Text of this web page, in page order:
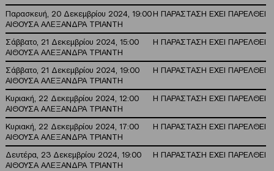
Παρασκευή, 20 Δεκεμβρίου 2024, 19:00Η ΠΑΡΑΣΤΑΣΗ ΕΧΕΙ ΠΑΡΕΛΘΕΙ
ΑΙΘΟΥΣΑ ΑΛΕΞΑΝΔΡΑ ΤΡΙΑΝΤΗ
Σάββατο, 21 Δεκεμβρίου 2024, 15:00
Η ΠΑΡΑΣΤΑΣΗ ΕΧΕΙ ΠΑΡΕΛΘΕΙ
ΑΙΘΟΥΣΑ ΑΛΕΞΑΝΔΡΑ ΤΡΙΑΝΤΗ
Σάββατο, 21 Δεκεμβρίου 2024, 19:00
Η ΠΑΡΑΣΤΑΣΗ ΕΧΕΙ ΠΑΡΕΛΘΕΙ
ΑΙΘΟΥΣΑ ΑΛΕΞΑΝΔΡΑ ΤΡΙΑΝΤΗ
Κυριακή, 22 Δεκεμβρίου 2024, 12:00
Η ΠΑΡΑΣΤΑΣΗ ΕΧΕΙ ΠΑΡΕΛΘΕΙ
ΑΙΘΟΥΣΑ ΑΛΕΞΑΝΔΡΑ ΤΡΙΑΝΤΗ
Κυριακή, 22 Δεκεμβρίου 2024, 17:00
Η ΠΑΡΑΣΤΑΣΗ ΕΧΕΙ ΠΑΡΕΛΘΕΙ
ΑΙΘΟΥΣΑ ΑΛΕΞΑΝΔΡΑ ΤΡΙΑΝΤΗ
Δευτέρα, 23 Δεκεμβρίου 2024, 19:00
Η ΠΑΡΑΣΤΑΣΗ ΕΧΕΙ ΠΑΡΕΛΘΕΙ
ΑΙΘΟΥΣΑ ΑΛΕΞΑΝΔΡΑ ΤΡΙΑΝΤΗ